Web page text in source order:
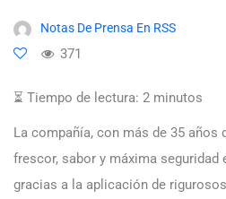
Notas De Prensa En RSS
371
⏳ Tiempo de lectura: 2 minutos
La compañía, con más de 35 años
frescor, sabor y máxima
gracias a la aplicación de